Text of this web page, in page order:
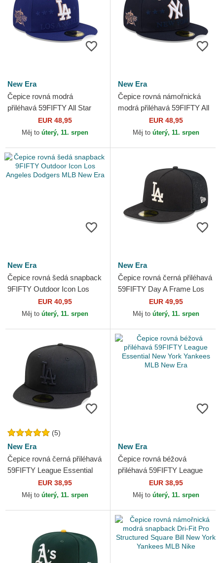
New Era
Čepice rovná modrá
přiléhavá 59FIFTY All Star
Game Los Angeles Dodgers
MLB New Era
EUR 48,95
Měj to úterý, 11. srpen
New Era
Čepice rovná námořnická
modrá přiléhavá 59FIFTY All
Star Game New York
Yankees MLB New Era
EUR 48,95
Měj to úterý, 11. srpen
New Era
Čepice rovná šedá snapback
9FIFTY Outdoor Icon Los
Angeles Dodgers MLB New
EUR 40,95
Měj to úterý, 11. srpen
New Era
Čepice rovná černá přiléhavá
59FIFTY Day A Frame Los
Angeles Dodgers MLB New
EUR 49,95
Měj to úterý, 11. srpen
(5)
New Era
Čepice rovná černá přiléhavá
59FIFTY League Essential
Los Angeles Dodgers MLB
New Era
EUR 38,95
Měj to úterý, 11. srpen
New Era
Čepice rovná béžová
přiléhavá 59FIFTY League
Essential New York Yankees
MLB New Era
EUR 38,95
Měj to úterý, 11. srpen